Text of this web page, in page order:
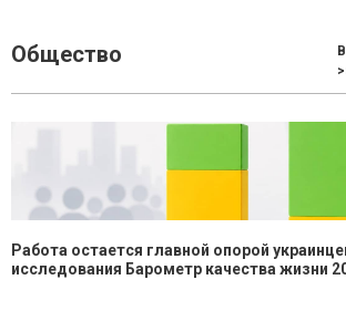
Общество
Работа остается главной опорой
исследования Барометр качества жизни